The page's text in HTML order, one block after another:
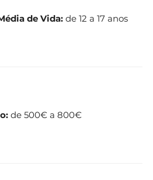
de Vida: de 12 a 17 anos
de 500€ a 800€